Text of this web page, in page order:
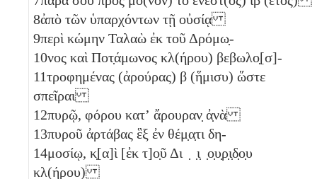
8ἀπὸ τῶν ὑπαρχόντων τῇ οὐσίᾳ
9περὶ κώμην Ταλαὼ ἐκ τοῦ Δρόμω̣-
10νος καὶ Ποτ̣άμωνος κλ(ήρου) βεβωλο̣[σ]-
11τροφημένας (ἀρούρας) β (ἥμισυ) ὥστε
σπεῖραι
12πυρῷ, φόρου κατʼ ἄρουραν̣ ἀ̣νὰ
13πυροῦ ἀρτάβας ἓξ ἐν θέμ̣α̣τι δη-
14μοσίῳ, κ̣[α]ὶ [ἐκ τ]ο̣ῦ Δι ̣ ̣ι̣ ̣ο̣υ̣ρ̣ι̣δ̣ο̣υ
κλ(ήρου)